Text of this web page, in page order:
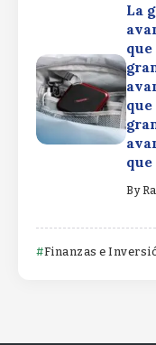
La
By
Finanzas e